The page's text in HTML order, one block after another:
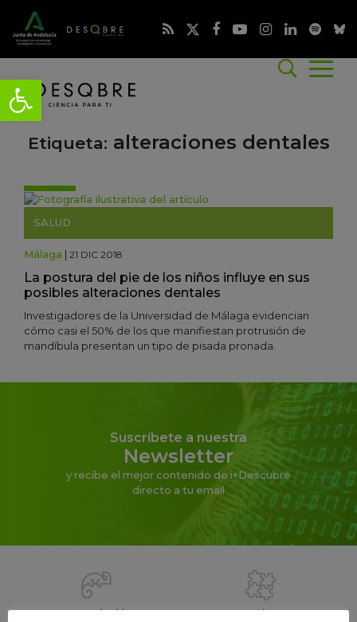
Etiqueta: alteraciones dentales
SALUD
Málaga | 21 DIC 2018
La postura del pie de los niños influye en sus
posibles alteraciones dentales
Investigadores de la Universidad de Málaga evidencian
cómo casi el 50% de los que manifiestan protrusión de
mandíbula presentan un tipo de pisada pronada.
Suscríbete a nuestra
Newsletter
y recibe el mejor contenido de i+Descubre
directo a tu email
La Fundación Equipo